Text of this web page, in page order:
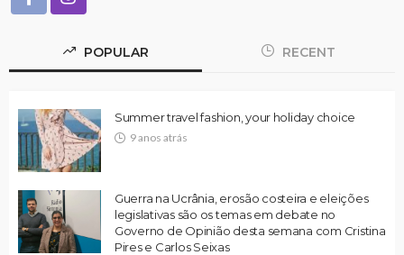
POPULAR RECENT
Summer travel fashion, your holiday choice
9 anos atrás
Guerra na Ucrânia, erosão costeira e eleições
legislativas são os temas em debate no
Governo de Opinião desta semana com Cristina
Pires e Carlos Seixas